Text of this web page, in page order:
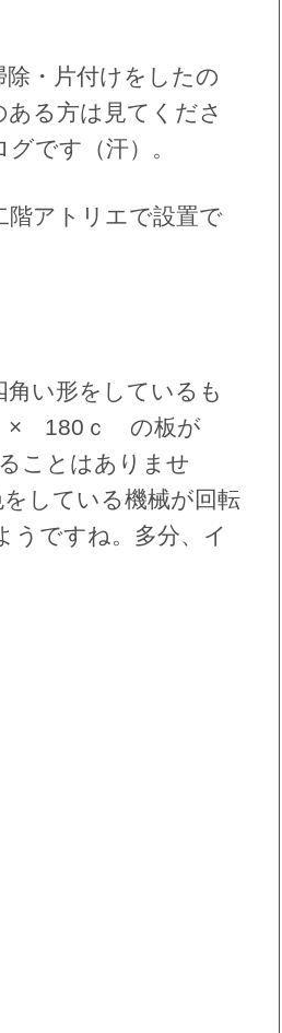
・片付けをしたの
る方は見てくださ
です（汗）。
階アトリエで設置で
い形をしているも
× 180ｃ の板が
ことはありませ
している機械が回転
うですね。多分、イ